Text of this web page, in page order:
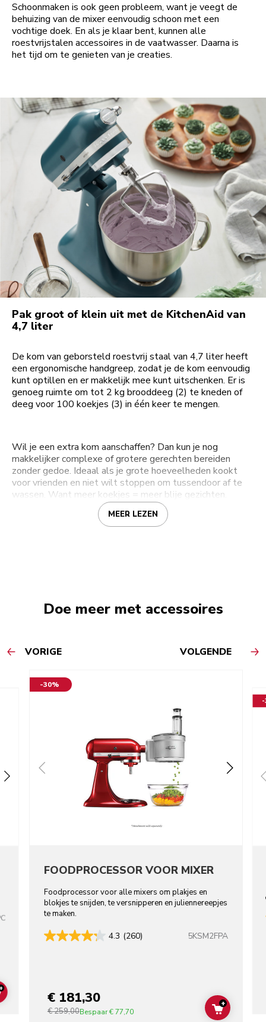
Schoonmaken is ook geen probleem, want je veegt de
behuizing van de mixer eenvoudig schoon met een
vochtige doek. En als je klaar bent, kunnen alle
roestvrijstalen accessoires in de vaatwasser. Daarna is
het tijd om te genieten van je creaties.
Pak groot of klein uit met de KitchenAid van
4,7 liter
De kom van geborsteld roestvrij staal van 4,7 liter heeft
een ergonomische handgreep, zodat je de kom eenvoudig
kunt optillen en er makkelijk mee kunt uitschenken. Er is
genoeg ruimte om tot 2 kg brooddeeg (2) te kneden of
deeg voor 100 koekjes (3) in één keer te mengen.
Wil je een extra kom aanschaffen? Dan kun je nog
makkelijker complexe of grotere gerechten bereiden
zonder gedoe. Ideaal als je grote hoeveelheden kookt
voor vrienden en niet wilt stoppen om tussendoor af te
wassen. Want meer koekjes = meer blije gezichten.
MEER LEZEN
Doe meer met accessoires
VORIGE VOLGENDE
ADD TO CART
-30%
FOODPROCESSOR VOOR MIXER
Foodprocessor voor alle mixers om plakjes en
blokjes te snijden, te versnipperen en juliennereepjes
te maken.
4.3 (260) 5KSM2FPA
€ 181,30
€ 259,00Bespaar€ 77,70 ADD TO
+
-